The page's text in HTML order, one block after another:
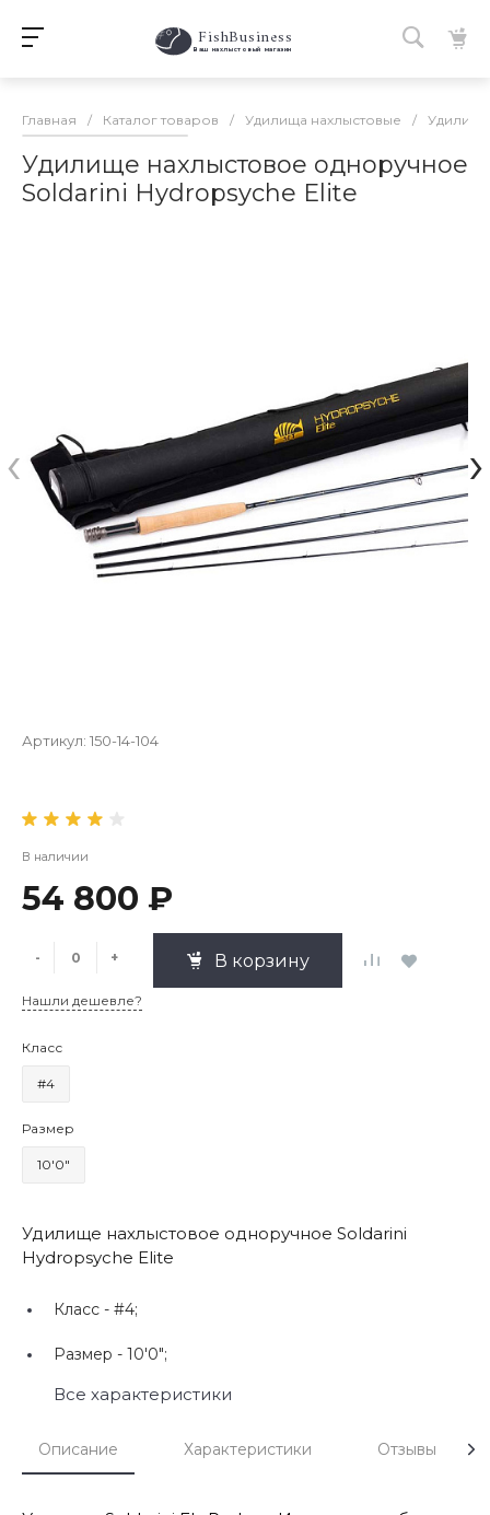
FishBusiness
Ваш нахлыстовый магазин
Главная / Каталог товаров / Удилища нахлыстовые /
Удилище нахлыстовое одноручное
Soldarini Hydropsyche Elite
‹ ›
Артикул: 150-14-104
В наличии
54 800 ₽
- + В корзину
Нашли дешевле?
Класс
#4
Размер
10'0"
Удилище нахлыстовое одноручное Soldarini
Hydropsyche Elite
Класс - #4;
Размер - 10'0";
Все характеристики
Описание Характеристики Отзывы